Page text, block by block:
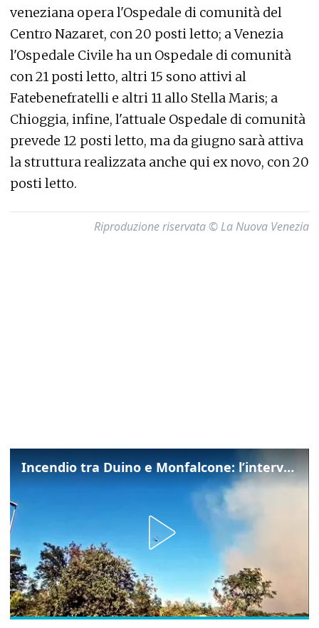
veneziana opera l'Ospedale di comunità del
Centro Nazaret, con 20 posti letto; a Venezia
l'Ospedale Civile ha un Ospedale di comunità
con 21 posti letto, altri 15 sono attivi al
Fatebenefratelli e altri 11 allo Stella Maris; a
Chioggia, infine, l'attuale Ospedale di comunità
prevede 12 posti letto, ma da giugno sarà attiva
la struttura realizzata anche qui ex novo, con 20
posti letto.
Riproduzione riservata © La Nuova Venezia
Incendio tra Duino e Monfalcone: l’intervento dei vigili del fuoco